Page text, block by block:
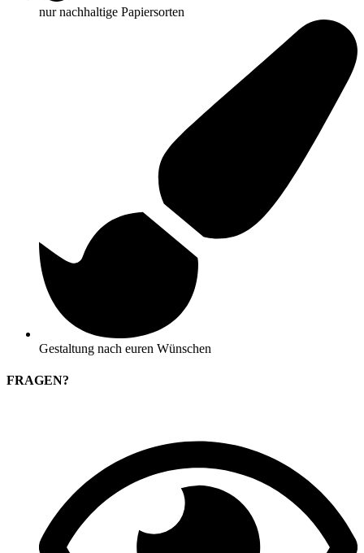
nur nachhaltige Papiersorten
Gestaltung nach euren Wünschen
FRAGEN?